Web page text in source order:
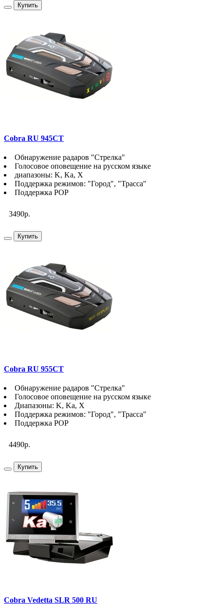
Купить
Cobra RU 945CT
Обнаружение радаров "Стрелка"
Голосовое оповещение на русском языке
диапазоны: K, Ka, X
Поддержка режимов: "Город", "Трасса"
Поддержка POP
3490р.
Купить
Cobra RU 955CT
Обнаружение радаров "Стрелка"
Голосовое оповещение на русском языке
Диапазоны: K, Ka, X
Поддержка режимов: "Город", "Трасса"
Поддержка POP
4490р.
Купить
Cobra Vedetta SLR 500 RU